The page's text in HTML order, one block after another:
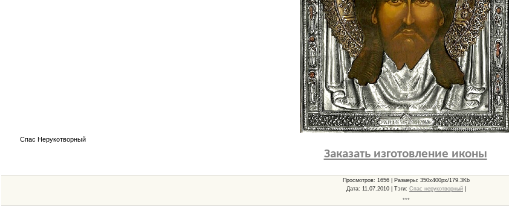
Спас Нерукотворный
Заказать изготовление иконы
Просмотров: 1656 | Размеры: 350x400px/179.3Kb
Дата: 11.07.2010 | Тэги: Спас нерукотворный
***